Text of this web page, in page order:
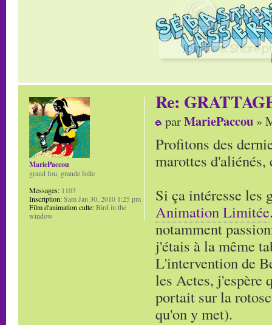
Re:
parMariePaccou »
Profitons des
marottes
Si ça intéresse les
Animation Limitée
notamment
j'étais à la même
L'intervention de
les Actes, j'espère
portait sur la
qu'on y met).
MariePaccou
grand fou, grande folle
Messages: 1103
Inscription:Sam Jan 30, 2010 1:25 pm
Film d'animation culte:Bird in the
window